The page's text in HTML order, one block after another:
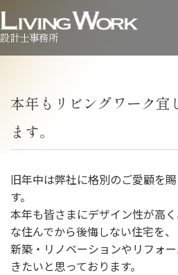
設計士事務所
本年もリビングワーク宜
ます。
旧年中は弊社に格別のご愛顧を
す。
本年も皆さまにデザイン性が高
な住んでから後悔しない住宅を、
新築・リノベーションやリフォ
きたいと思っております。